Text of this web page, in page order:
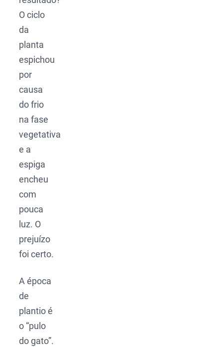
O ciclo
da
planta
espichou
por
causa
do frio
na fase
vegetativa
e a
espiga
encheu
com
pouca
luz. O
prejuízo
foi certo.
A época
de
plantio é
o “pulo
do gato”.